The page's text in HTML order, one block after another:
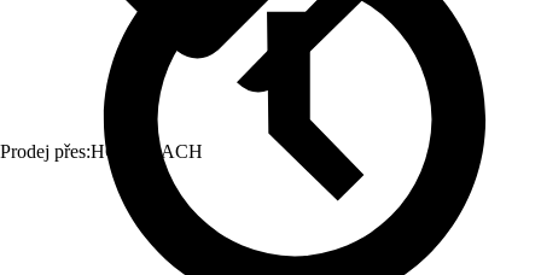
Prodej přes:HORNBACH